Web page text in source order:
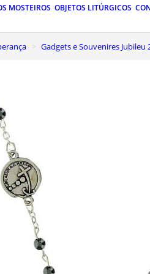
MOSTEIROS OBJETOS LITÚRGICOS
Gadgets e Souvenires Jubileu